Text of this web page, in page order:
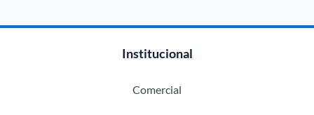
Institucional
Comercial